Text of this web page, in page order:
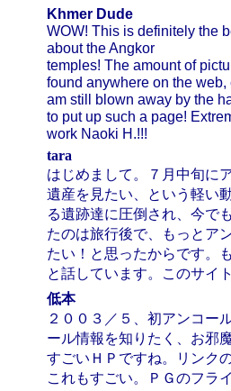
Khmer Dude
WOW! This is definitely the
about the Angkor
temples! The amount of
found anywhere on the
am still blown away by the
to put up such a page!
work Naoki H.!!!
tara
はじめまして。７月中旬に
遺産を見たい、という軽い
る遺跡達に圧倒され、今で
たのは旅行後で、もっとア
たい！と思ったからです。
と話しています。このサイ
低本
２００３／５、初アンコー
ール情報を知りたく、お邪
すごいＨＰですね。リンク
これもすごい。ＰＧのフラ